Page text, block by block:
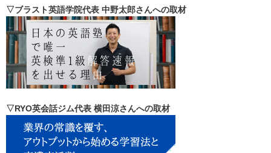
▽ブラスト英語学院代表 中野太郎さんへの取材
▽RYO英会話ジム代表 横田涼さんへの取材